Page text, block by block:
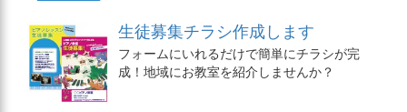
生徒募集チラシ作成します
フォームにいれるだけで簡単にチラシが完
成！地域にお教室を紹介しませんか？